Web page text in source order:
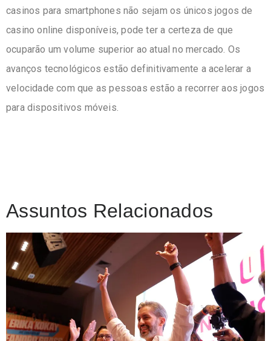
casinos para smartphones não sejam os únicos jogos de
casino online disponíveis, pode ter a certeza de que
ocuparão um volume superior ao atual no mercado. Os
avanços tecnológicos estão definitivamente a acelerar a
velocidade com que as pessoas estão a recorrer aos jogos
para dispositivos móveis.
Assuntos Relacionados